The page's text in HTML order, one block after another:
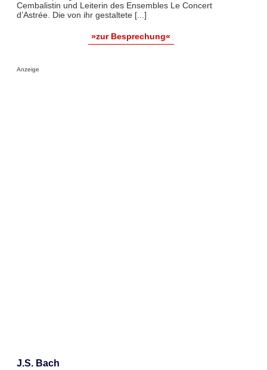
Cembalistin und Leiterin des Ensembles Le Concert
d’Astrée. Die von ihr gestaltete [...]
»zur Besprechung«
Anzeige
J.S. Bach